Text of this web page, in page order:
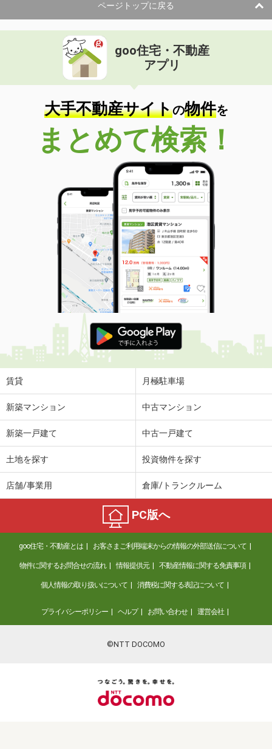
ページトップに戻る
goo住宅・不動産
アプリ
大手不動産サイトの物件を
まとめて検索！
賃貸 月極駐車場
新築マンション 中古マンション
新築一戸建て 中古一戸建て
土地を探す 投資物件を探す
店舗/事業用 倉庫/トランクルーム
PC版へ
goo住宅・不動産とは お客さまご利用端末からの情報の外部送信について
物件に関するお問合せの流れ 情報提供元 不動産情報に関する免責事項
個人情報の取り扱いについて 消費税に関する表記について
プライバシーポリシー ヘルプ お問い合わせ 運営会社
©NTT DOCOMO